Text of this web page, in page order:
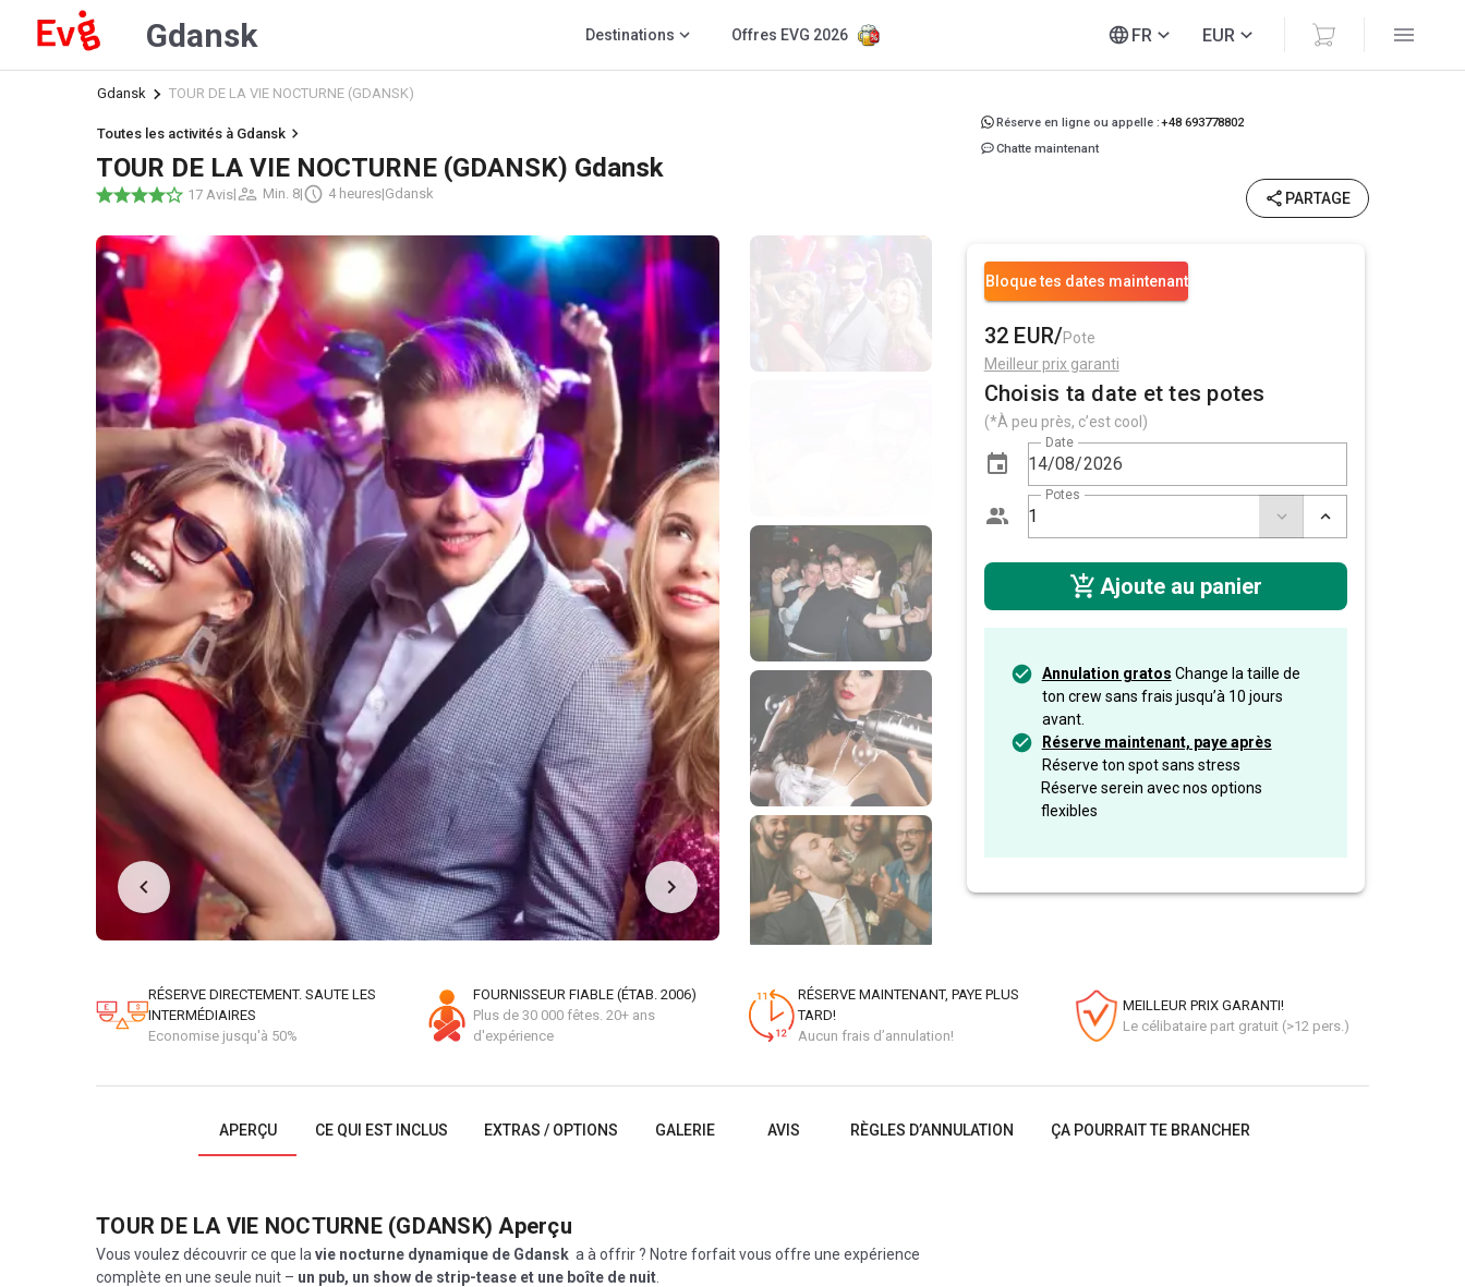
Gdansk Destinations Offres EVG 2026 FR EUR
Gdansk TOUR DE LA VIE NOCTURNE (GDANSK)
Toutes les activités à Gdansk
TOUR DE LA VIE NOCTURNE (GDANSK) Gdansk
17 Avis| Min. 8| 4 heures|Gdansk
Réserve en ligne ou appelle :+48 693778802
Chatte maintenant
PARTAGE
Bloque tes dates maintenant
32 EUR/Pote
Meilleur prix garanti
Choisis ta date et tes potes
(*À peu près, c’est cool)
Date
Potes
Ajoute au panier
Annulation gratos Change la taille de
ton crew sans frais jusqu’à 10 jours
avant.
Réserve maintenant, paye après
Réserve ton spot sans stress
Réserve serein avec nos options
flexibles
RÉSERVE DIRECTEMENT. SAUTE LES
INTERMÉDIAIRES
Economise jusqu'à 50%
FOURNISSEUR FIABLE (ÉTAB. 2006)
Plus de 30 000 fêtes. 20+ ans
d'expérience
RÉSERVE MAINTENANT, PAYE PLUS
TARD!
Aucun frais d’annulation!
MEILLEUR PRIX GARANTI!
Le célibataire part gratuit (>12 pers.)
APERÇU CE QUI EST INCLUS EXTRAS / OPTIONS GALERIE AVIS RÈGLES D’ANNULATION ÇA POURRAIT TE BRANCHER
TOUR DE LA VIE NOCTURNE (GDANSK) Aperçu
Vous voulez découvrir ce que la vie nocturne dynamique de Gdansk a à offrir ? Notre forfait vous offre une expérience
complète en une seule nuit – un pub, un show de strip-tease et une boîte de nuit